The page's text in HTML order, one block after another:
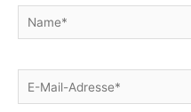
Name*
E-
Mail-